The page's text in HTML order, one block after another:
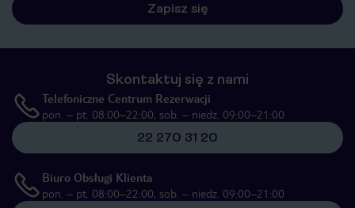
Zapisz się
Skontaktuj się z nami
Telefoniczne Centrum Rezerwacji
pon. – pt. 08:00–22:00, sob. – niedz. 09:00–21:00
22 270 31 20
Biuro Obsługi Klienta
pon. – pt. 08:00–22:00, sob. – niedz. 09:00–21:00